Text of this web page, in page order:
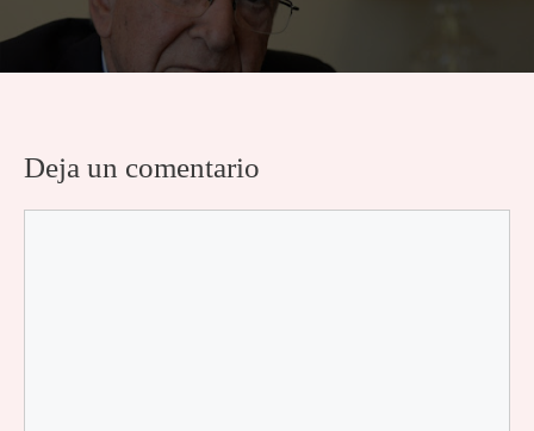
Deja un comentario